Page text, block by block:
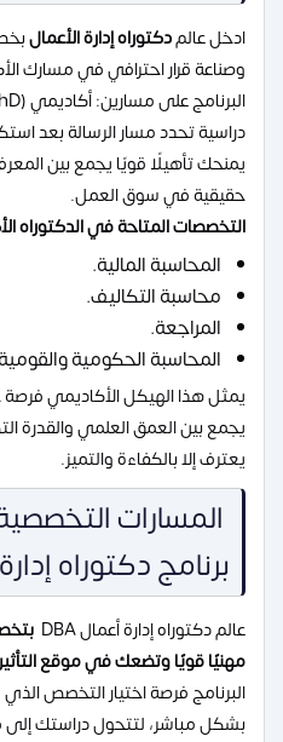
ادخل عالمدكتوراه إدارة الأعمال
وصناعة قرار احترافي في مسارك
دراسية تحدد مسار الرسالة بعد
يمنحك تأهيلًا قويًا يجمع بين
حقيقية في سوق العمل.
التخصصات المتاحة في الدكتوراه
المحاسبة المالية.
محاسبة التكاليف.
المراجعة.
المحاسبة الحكومية
يمثل هذا الهيكل الأكاديمي
يجمع بين العمق العلمي والقدرة
يعترف إلا بالكفاءة والتميز.
المسارات
برنامج دكتوراه
عالم دكتوراه إدارة أعمال DBA
مهنيًا قويًا وتضعك في موقع
البرنامج فرصة اختيار التخصص
بشكل مباشر، لتتحول دراستك